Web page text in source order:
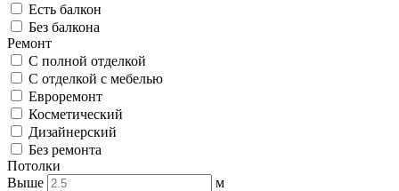
Есть балкон
Без балкона
Ремонт
С полной отделкой
С отделкой с мебелью
Евроремонт
Косметический
Дизайнерский
Без ремонта
Потолки
Выше
м